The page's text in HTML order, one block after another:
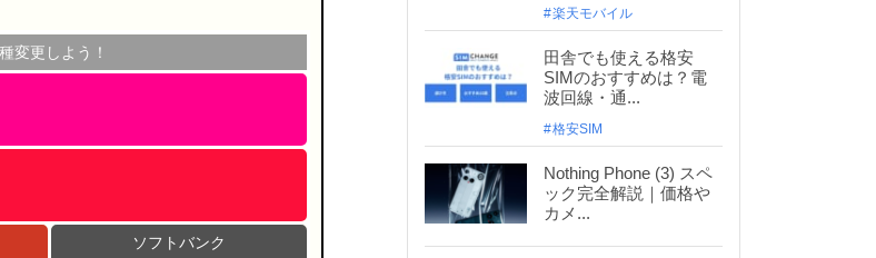
変更しよう！
ソフトバンク
楽天モバイル
田舎でも使える格安
SIMのおすすめは？電
波回線・通...
格安SIM
Nothing Phone (3) スペ
ック完全解説｜価格や
カメ...